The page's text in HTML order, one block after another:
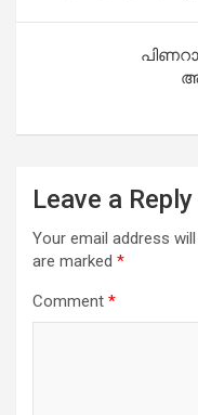
Leave a Reply
Your email address
are marked *
Comment *